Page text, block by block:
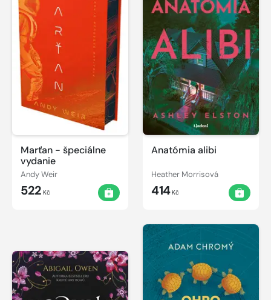
Marťan - špeciálne
vydanie
Andy Weir
522 Kč
Anatómia alibi
Heather Morrisová
414Kč